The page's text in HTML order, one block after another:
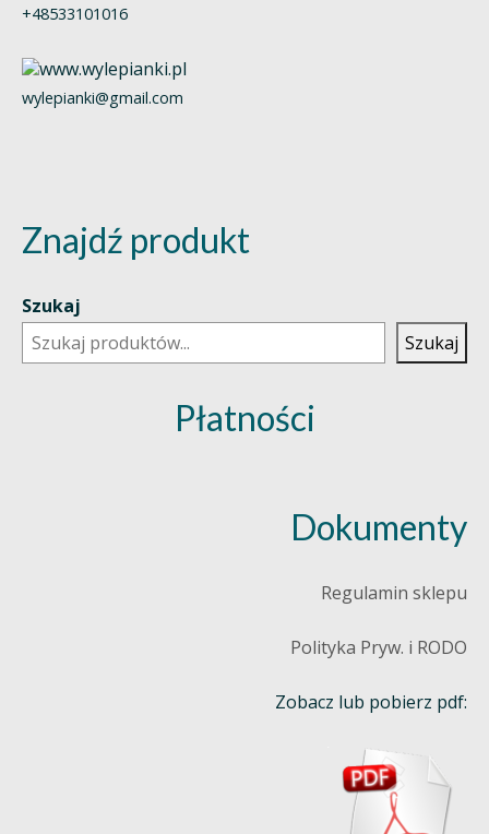
+48533101016
wylepianki@gmail.com
Znajdź produkt
Szukaj
Szukaj
Płatności
Dokumenty
Regulamin sklepu
Polityka Pryw. i RODO
Zobacz lub pobierz pdf: